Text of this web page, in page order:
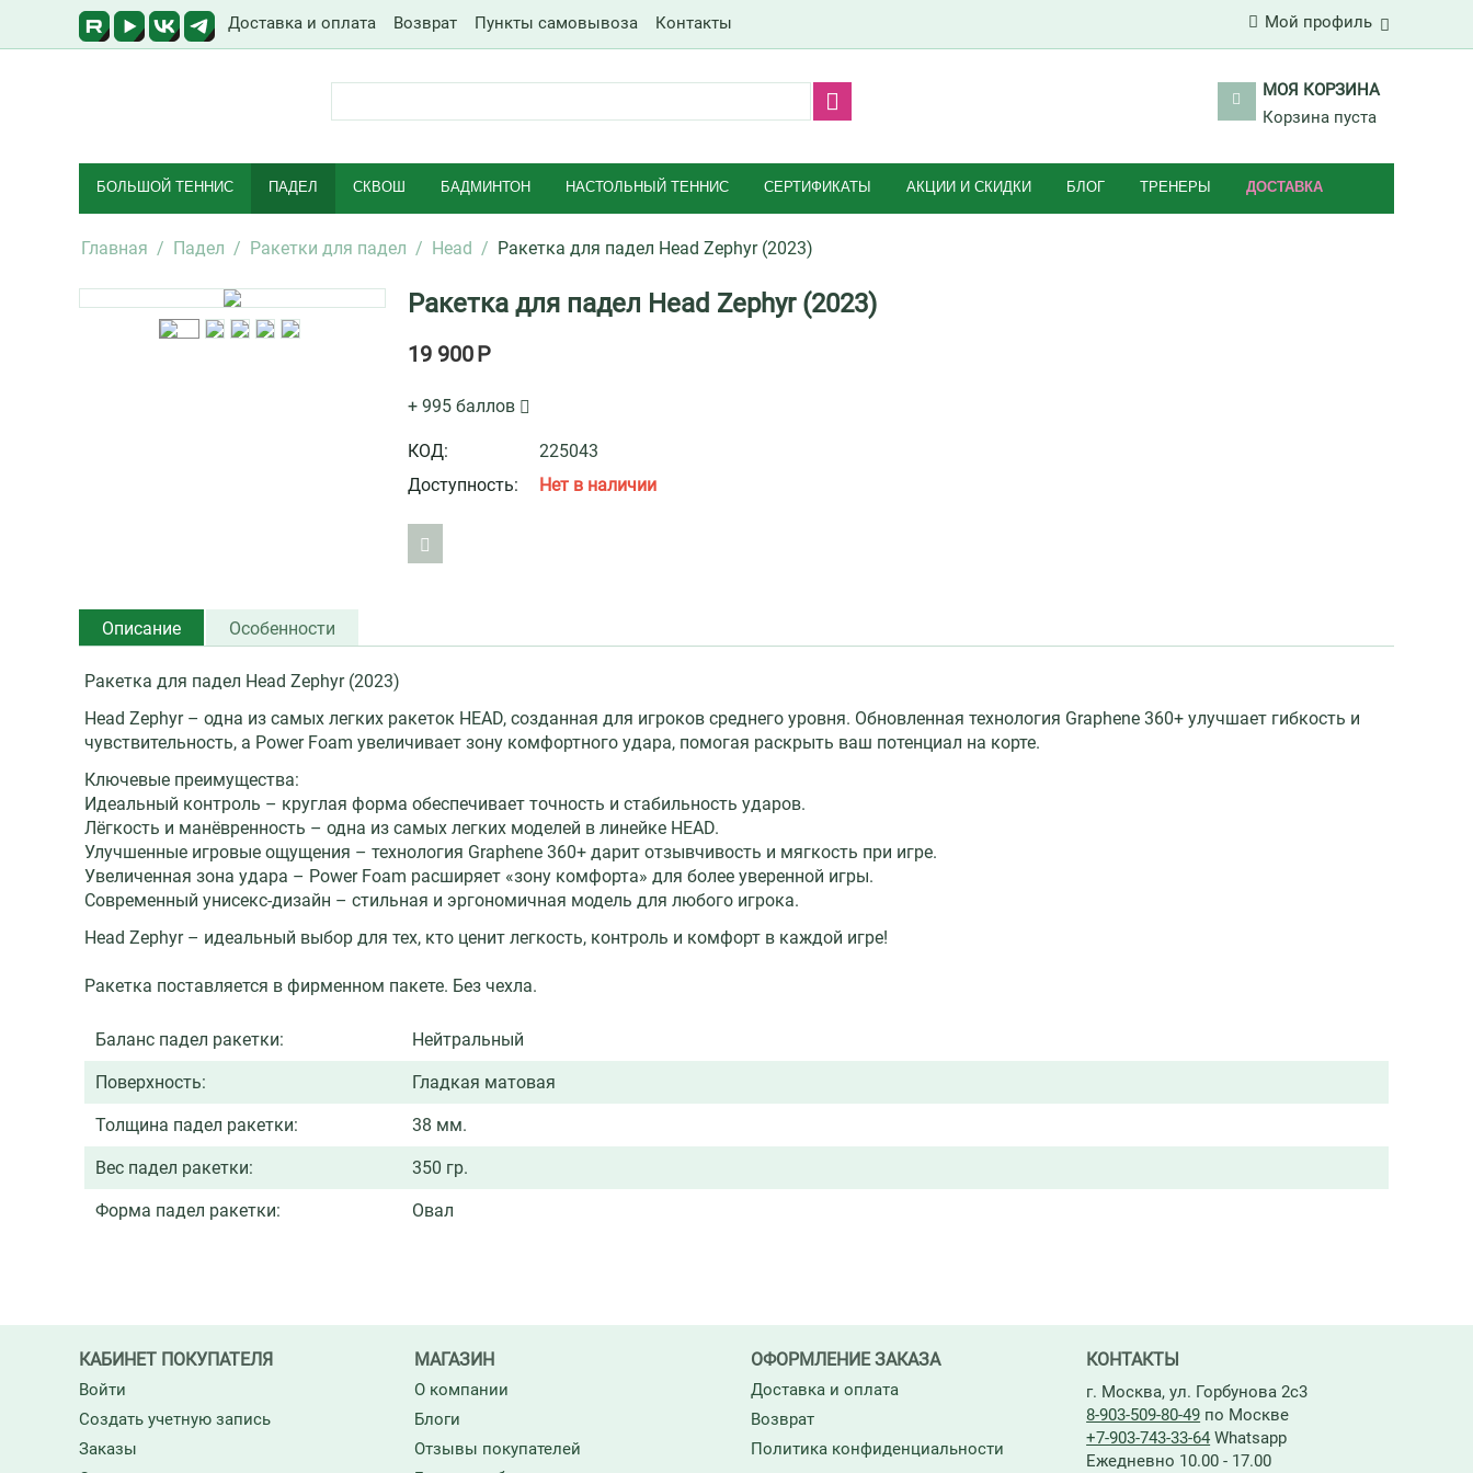
Доставка и оплата Возврат Пункты самовывоза Контакты Мой профиль
МОЯ КОРЗИНА
Корзина пуста
БОЛЬШОЙ ТЕННИС ПАДЕЛ СКВОШ БАДМИНТОН НАСТОЛЬНЫЙ ТЕННИС СЕРТИФИКАТЫ АКЦИИ И СКИДКИ БЛОГ ТРЕНЕРЫ ДОСТАВКА
Главная / Падел / Ракетки для падел / Head / Ракетка для падел Head Zephyr (2023)
Ракетка для падел Head Zephyr (2023)
19 900Р
+ 995 баллов
КОД:
225043
Доступность:
Нет в наличии
Описание Особенности
Ракетка для падел Head Zephyr (2023)
Head Zephyr – одна из самых легких ракеток HEAD, созданная для игроков среднего уровня. Обновленная технология Graphene 360+ улучшает гибкость и
чувствительность, а Power Foam увеличивает зону комфортного удара, помогая раскрыть ваш потенциал на корте.
Ключевые преимущества:
Идеальный контроль – круглая форма обеспечивает точность и стабильность ударов.
Лёгкость и манёвренность – одна из самых легких моделей в линейке HEAD.
Улучшенные игровые ощущения – технология Graphene 360+ дарит отзывчивость и мягкость при игре.
Увеличенная зона удара – Power Foam расширяет «зону комфорта» для более уверенной игры.
Современный унисекс-дизайн – стильная и эргономичная модель для любого игрока.
Head Zephyr – идеальный выбор для тех, кто ценит легкость, контроль и комфорт в каждой игре!
Ракетка поставляется в фирменном пакете. Без чехла.
Баланс падел ракетки: Нейтральный
Поверхность: Гладкая матовая
Толщина падел ракетки: 38 мм.
Вес падел ракетки: 350 гр.
Форма падел ракетки: Овал
КАБИНЕТ ПОКУПАТЕЛЯ
Войти
Создать учетную запись
Заказы
МАГАЗИН
О компании
Блоги
Отзывы покупателей
ОФОРМЛЕНИЕ ЗАКАЗА
Доставка и оплата
Возврат
Политика конфиденциальности
КОНТАКТЫ
г. Москва, ул. Горбунова 2с3
8-903-509-80-49 по Москве
+7-903-743-33-64 Whatsapp
Ежедневно 10.00 - 17.00